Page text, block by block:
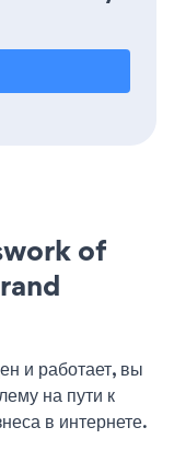
of
и работает, вы
на пути к
в интернете.